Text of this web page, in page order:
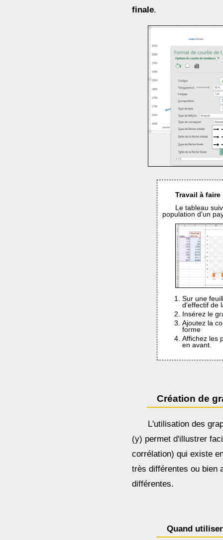
finale.
Travail à faire
Le tableau
population d'un
Sur une
d'effectif de
Insérez le
Ajoutez la
forme
Affichez les
en avant.
Création de
L'utilisation des
(y) permet d'illustrer
corrélation) qui existe
très différentes ou bien
différentes.
Quand